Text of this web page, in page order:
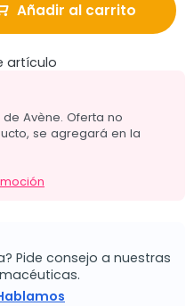
Añadir al carrito
artículo
Avène. Oferta no
se agregará en la
Pide consejo a nuestras